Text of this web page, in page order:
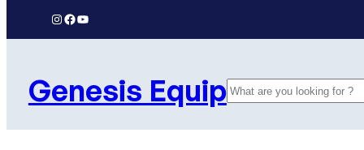
Instagram
Facebook
YouTube
Genesis EquipSearch